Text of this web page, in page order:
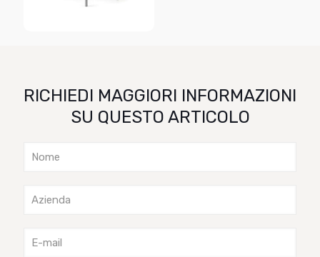
RICHIEDI MAGGIORI INFORMAZIONI
SU QUESTO ARTICOLO